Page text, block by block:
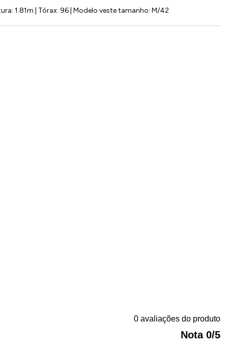
1.81m | Tórax: 96 | Modelo veste tamanho: M/42
0 avaliações do produto
Nota 0/5